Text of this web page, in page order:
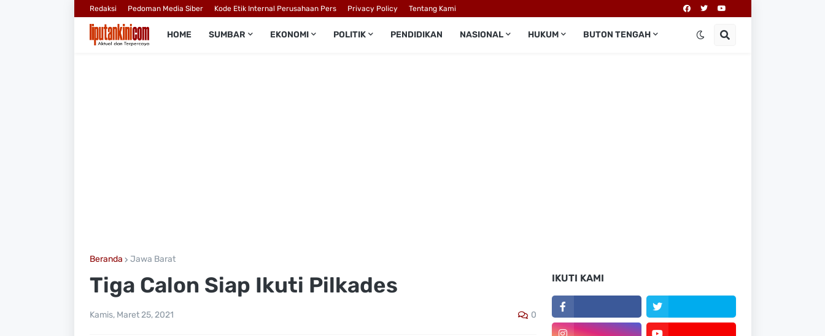
Redaksi Pedoman Media Siber Kode Etik Internal Perusahaan Pers Privacy Policy Tentang Kami
HOME SUMBAR EKONOMI POLITIK PENDIDIKAN NASIONAL HUKUM BUTON TENGAH
Beranda Jawa Barat
Tiga Calon Siap Ikuti Pilkades
Kamis, Maret 25, 2021 0
IKUTI KAMI